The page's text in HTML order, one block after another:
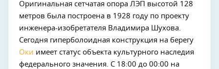
Оригинальная сетчатая опора ЛЭП высотой 128
метров была построена в 1928 году по проекту
инженера-изобретателя Владимира Шухова.
Сегодня гиперболоидная конструкция на берегу
Оки имеет статус объекта культурного наследия
федерального значения. С 18:00 до 00:00 на